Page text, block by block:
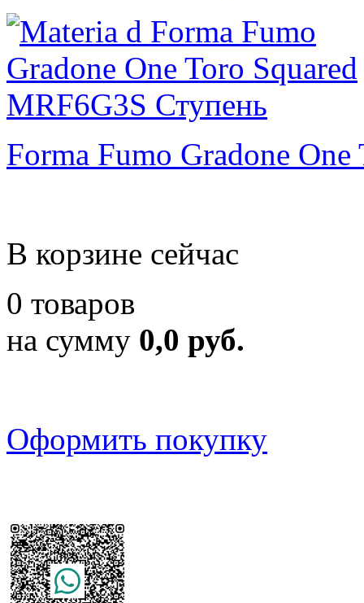
Forma Fumo Gradone One
В корзине сейчас
0 товаров
на сумму 0,0 руб.
Оформить покупку